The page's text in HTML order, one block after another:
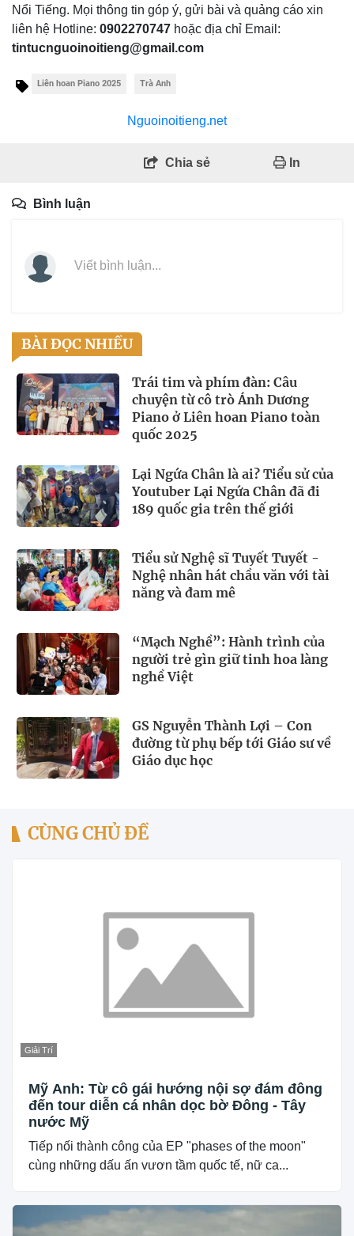
Nổi Tiếng. Mọi thông tin góp ý, gửi bài và quảng cáo xin
liên hệ Hotline: 0902270747 hoặc địa chỉ Email:
tintucnguoinoitieng@gmail.com
Liên hoan Piano 2025 Trà Anh
Nguoinoitieng.net
Chia sẻ In
Bình luận
Viết bình luận...
BÀI ĐỌC NHIỀU
Trái tim và phím đàn: Câu
chuyện từ cô trò Ánh Dương
Piano ở Liên hoan Piano toàn
quốc 2025
Lại Ngứa Chân là ai? Tiểu sử của
Youtuber Lại Ngứa Chân đã đi
189 quốc gia trên thế giới
Tiểu sử Nghệ sĩ Tuyết Tuyết -
Nghệ nhân hát chầu văn với tài
năng và đam mê
“Mạch Nghề”: Hành trình của
người trẻ gìn giữ tinh hoa làng
nghề Việt
GS Nguyễn Thành Lợi – Con
đường từ phụ bếp tới Giáo sư về
Giáo dục học
CÙNG CHỦ ĐỀ
Giải Trí
Mỹ Anh: Từ cô gái hướng nội sợ đám đông
đến tour diễn cá nhân dọc bờ Đông - Tây
nước Mỹ
Tiếp nối thành công của EP "phases of the moon"
cùng những dấu ấn vươn tầm quốc tế, nữ ca...